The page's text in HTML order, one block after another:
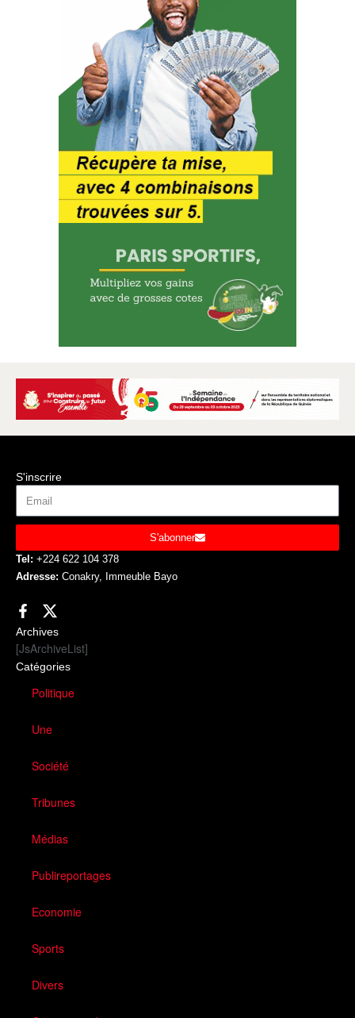
Catégories
Politique
Une
Société
Tribunes
Médias
Publireportages
Economie
Sports
Divers
Archives
[JsArchiveList]
S'inscrire
S'abonner
Tel: +224 622 104 378
Adresse: Conakry, Immeuble Bayo